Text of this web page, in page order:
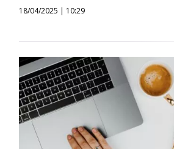
18/04/2025 | 10:29